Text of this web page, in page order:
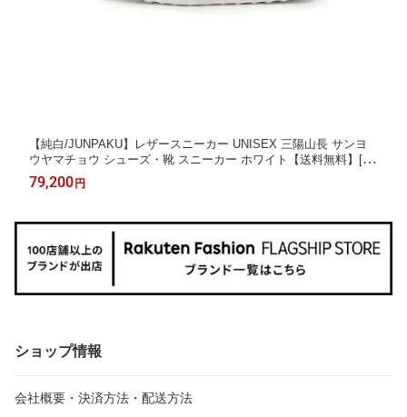
【純白/JUNPAKU】レザースニーカー UNISEX 三陽山長 サンヨ
ウヤマチョウ シューズ・靴 スニーカー ホワイト【送料無料】[Ra
kuten Fashion]
79,200円
ショップ情報
会社概要・決済方法・配送方法